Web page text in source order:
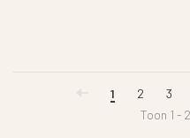
1 2 3
Toon 1 -